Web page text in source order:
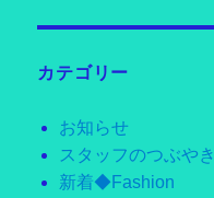
カテゴリー
お知らせ
スタッフのつぶやき
新着◆Fashion